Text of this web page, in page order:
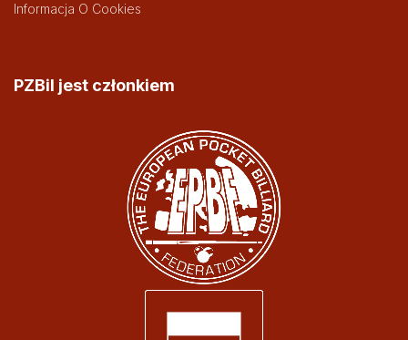
Informacja O Cookies
PZBil jest członkiem